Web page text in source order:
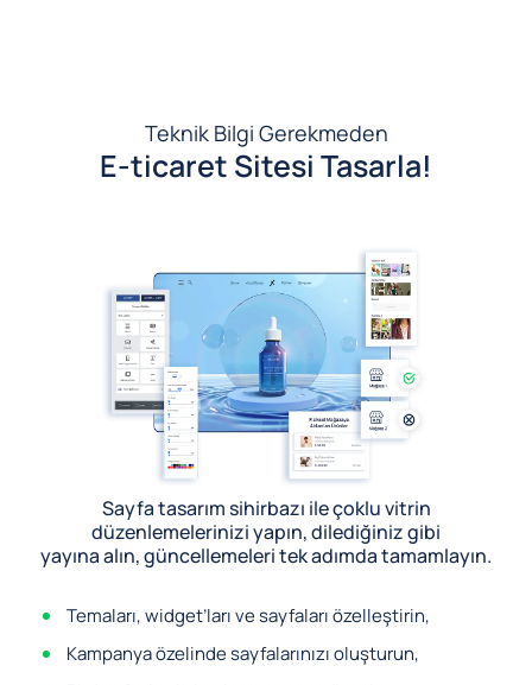
Teknik Bilgi Gerekmeden
E-ticaret Sitesi Tasarla!
Sayfa tasarım sihirbazı ile çoklu vitrin
düzenlemelerinizi yapın, dilediğiniz gibi
yayına alın, güncellemeleri tek adımda tamamlayın.
Temaları, widget’ları ve sayfaları özelleştirin,
Kampanya özelinde sayfalarınızı oluşturun,